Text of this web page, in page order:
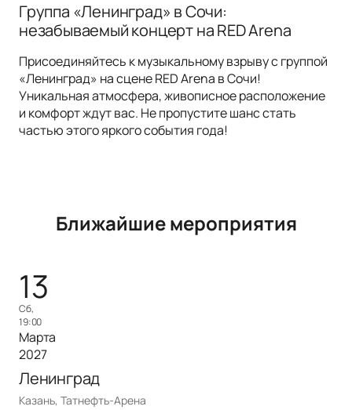
Группа «Ленинград» в Сочи:
незабываемый концерт на RED Arena
Присоединяйтесь к музыкальному взрыву с группой
«Ленинград» на сцене RED Arena в Сочи!
Уникальная атмосфера, живописное расположение
и комфорт ждут вас. Не пропустите шанс стать
частью этого яркого события года!
Ближайшие мероприятия
13
сб,
19:00
Марта
2027
Ленинград
Казань, Татнефть-Арена